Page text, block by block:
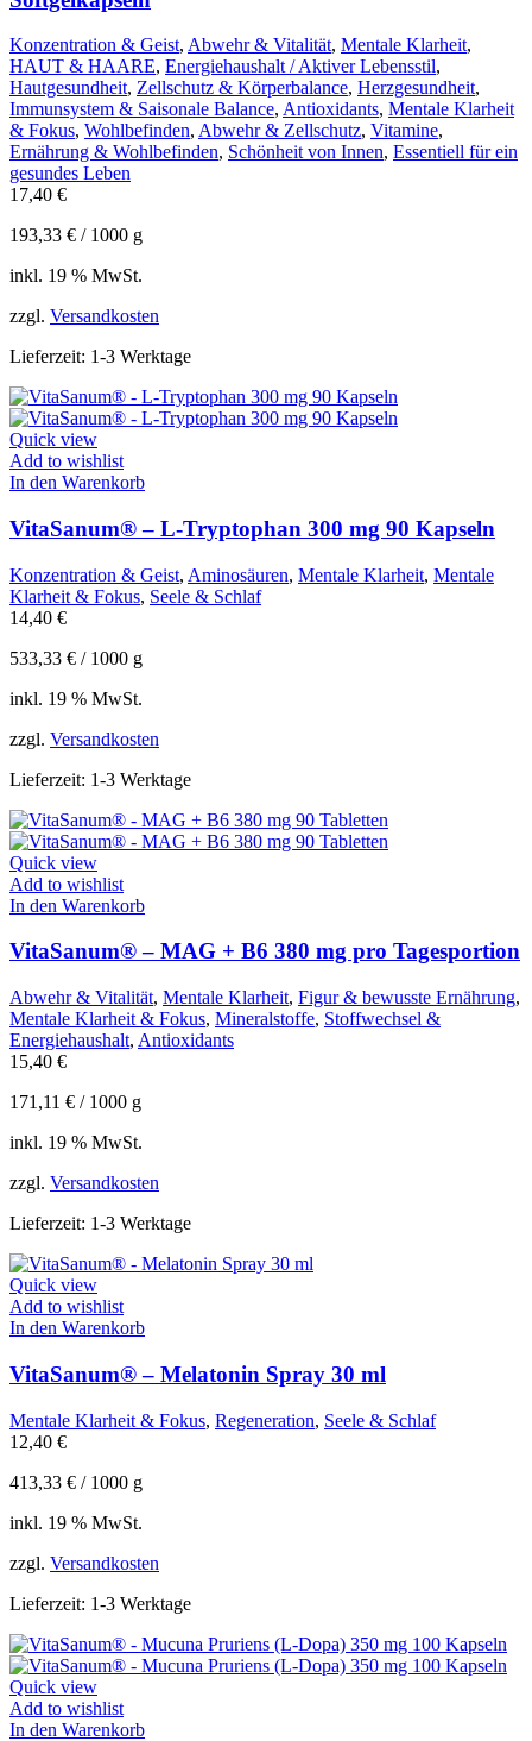
Konzentration & Geist, Abwehr & Vitalität, Mentale Klarheit,
HAUT & HAARE, Energiehaushalt / Aktiver Lebensstil,
Hautgesundheit, Zellschutz & Körperbalance, Herzgesundheit,
Immunsystem & Saisonale Balance, Antioxidants, Mentale Klarheit
& Fokus, Wohlbefinden, Abwehr & Zellschutz, Vitamine,
Ernährung & Wohlbefinden, Schönheit von Innen, Essentiell für ein
gesundes Leben
17,40 €
193,33 € / 1000 g
inkl. 19 % MwSt.
zzgl. Versandkosten
Lieferzeit: 1-3 Werktage
Quick view
Add to wishlist
In den Warenkorb
VitaSanum® – L-Tryptophan 300 mg 90 Kapseln
Konzentration & Geist, Aminosäuren, Mentale Klarheit, Mentale
Klarheit & Fokus, Seele & Schlaf
14,40 €
533,33 € / 1000 g
inkl. 19 % MwSt.
zzgl. Versandkosten
Lieferzeit: 1-3 Werktage
Quick view
Add to wishlist
In den Warenkorb
VitaSanum® – MAG + B6 380 mg pro Tagesportion
Abwehr & Vitalität, Mentale Klarheit, Figur & bewusste Ernährung,
Mentale Klarheit & Fokus, Mineralstoffe, Stoffwechsel &
Energiehaushalt, Antioxidants
15,40 €
171,11 € / 1000 g
inkl. 19 % MwSt.
zzgl. Versandkosten
Lieferzeit: 1-3 Werktage
Quick view
Add to wishlist
In den Warenkorb
VitaSanum® – Melatonin Spray 30 ml
Mentale Klarheit & Fokus, Regeneration, Seele & Schlaf
12,40 €
413,33 € / 1000 g
inkl. 19 % MwSt.
zzgl. Versandkosten
Lieferzeit: 1-3 Werktage
Quick view
Add to wishlist
In den Warenkorb